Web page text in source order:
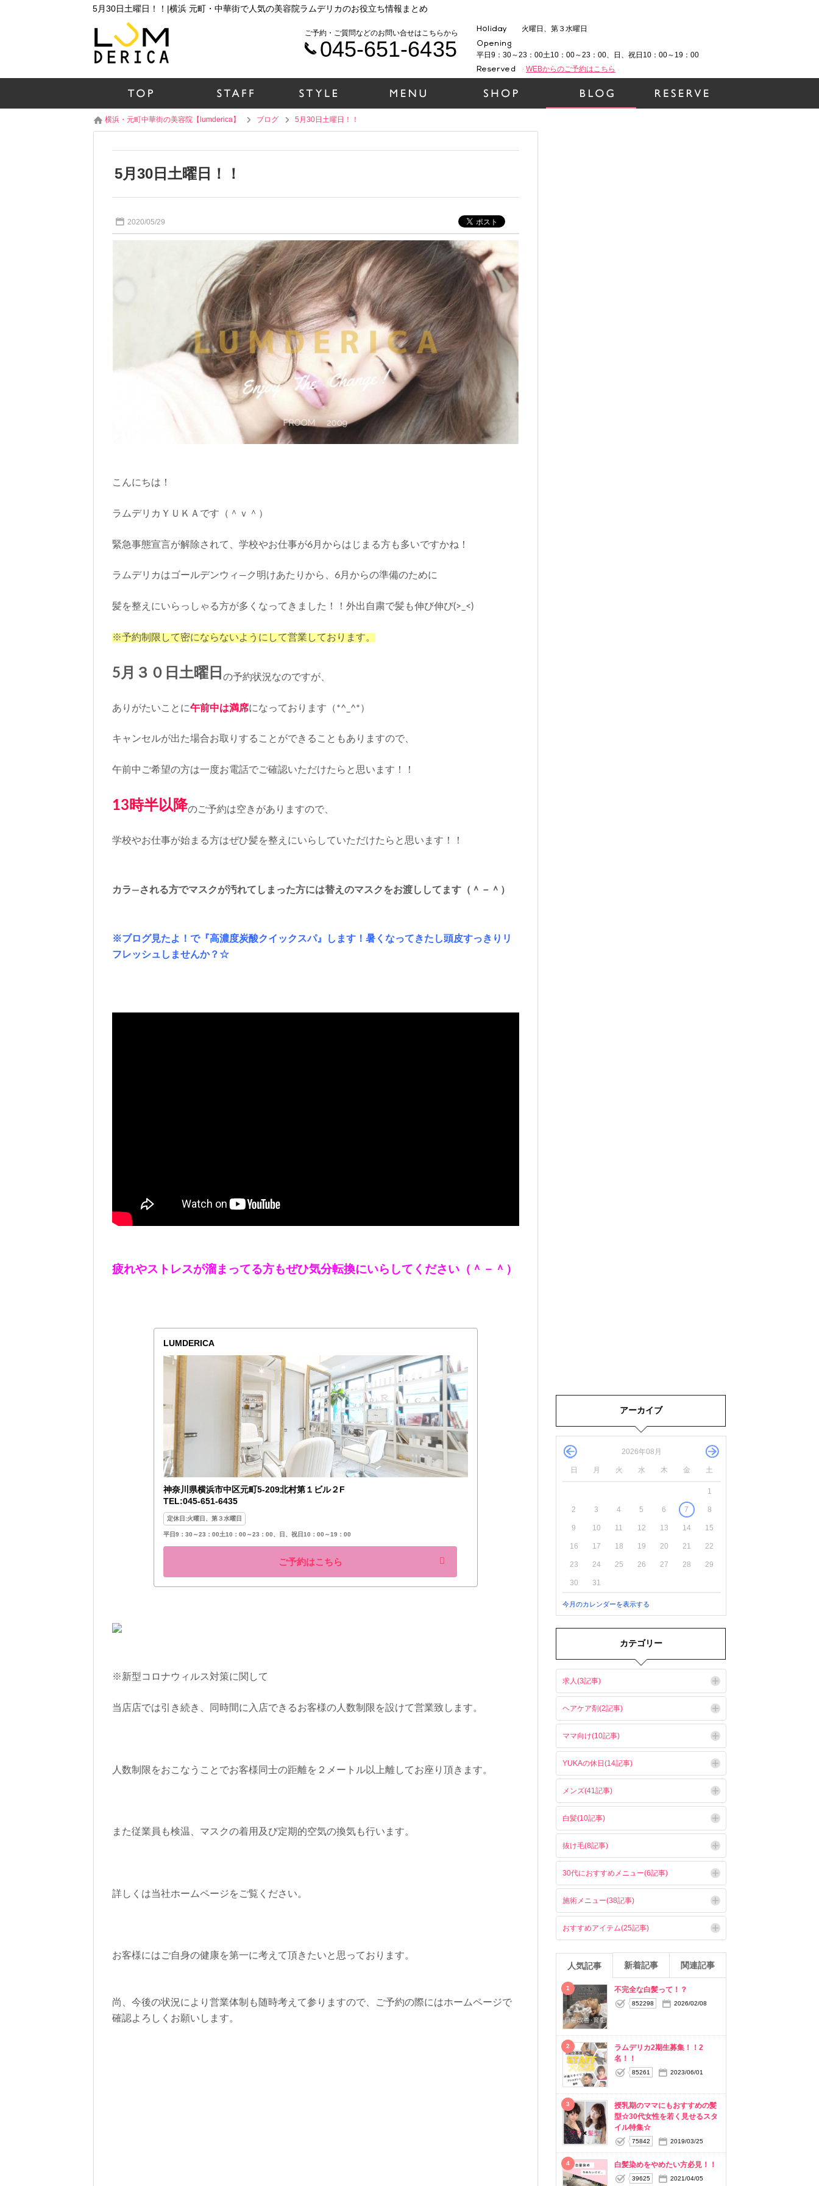
5月30日土曜日！！|横浜 元町・中華街で人気の美容院ラムデリカのお役立ち情報まとめ
火曜日、第３水曜日
平日9：30～23：00土10：00～23：00、日、祝日10：00～19：00
WEBからのご予約はこちら
ご予約・ご質問などのお問い合せはこちらから
045-651-6435
横浜・元町中華街の美容院【lumderica】 ブログ 5月30日土曜日！！
5月30日土曜日！！
2020/05/29
こんにちは！
ラムデリカＹＵＫＡです（＾ｖ＾）
緊急事態宣言が解除されて、学校やお仕事が6月からはじまる方も多いですかね！
ラムデリカはゴールデンウィ―ク明けあたりから、6月からの準備のために
髪を整えにいらっしゃる方が多くなってきました！！外出自粛で髪も伸び伸び(>_<)
※予約制限して密にならないようにして営業しております。
5月３０日土曜日 の予約状況なのですが、
ありがたいことに午前中は満席になっております（*^_^*）
キャンセルが出た場合お取りすることができることもありますので、
午前中ご希望の方は一度お電話でご確認いただけたらと思います！！
13時半以降のご予約は空きがありますので、
学校やお仕事が始まる方はぜひ髪を整えにいらしていただけたらと思います！！
カラ―される方でマスクが汚れてしまった方には替えのマスクをお渡ししてます（＾－＾）
※ブログ見たよ！で『高濃度炭酸クイックスパ』します！暑くなってきたし頭皮すっきりリ
フレッシュしませんか？☆
疲れやストレスが溜まってる方もぜひ気分転換にいらしてください（＾－＾）
LUMDERICA
神奈川県横浜市中区元町5-209北村第１ビル２F
TEL:045-651-6435
定休日:火曜日、第３水曜日
平日9：30～23：00土10：00～23：00、日、祝日10：00～19：00
ご予約はこちら
※新型コロナウィルス対策に関して
当店店では引き続き、同時間に入店できるお客様の人数制限を設けて営業致します。
人数制限をおこなうことでお客様同士の距離を２メートル以上離してお座り頂きます。
また従業員も検温、マスクの着用及び定期的空気の換気も行います。
詳しくは当社ホームページをご覧ください。
お客様にはご自身の健康を第一に考えて頂きたいと思っております。
尚、今後の状況により営業体制も随時考えて参りますので、ご予約の際にはホームページで
確認よろしくお願いします。
アーカイブ
2026年08月
日 月 火 水 木 金 土
1
2 3 4 5 6 7 8
9 10 11 12 13 14 15
16 17 18 19 20 21 22
23 24 25 26 27 28 29
30 31
今月のカレンダーを表示する
カテゴリー
求人(3記事)
ヘアケア剤(2記事)
ママ向け(10記事)
YUKAの休日(14記事)
メンズ(41記事)
白髪(10記事)
抜け毛(8記事)
30代におすすめメニュー(6記事)
施術メニュー(38記事)
おすすめアイテム(25記事)
人気記事 新着記事 関連記事
1 不完全な白髪って！？
852298 2026/02/08
2
ラムデリカ2期生募集！！2
名！！
85261 2023/06/01
3
授乳期のママにもおすすめの髪
型☆30代女性を若く見せるスタ
イル特集☆
75842 2019/03/25
4 白髪染めをやめたい方必見！！
39625 2021/04/05